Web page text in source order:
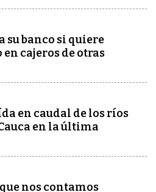
su banco si quiere
cajeros de otras
en caudal de los ríos
en la última
nos contamos